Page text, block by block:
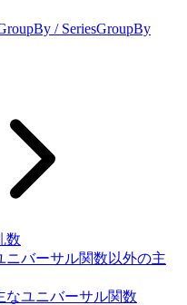
/ SeriesGroupBy
数
ニバーサル関数以外の主
なユニバーサル関数